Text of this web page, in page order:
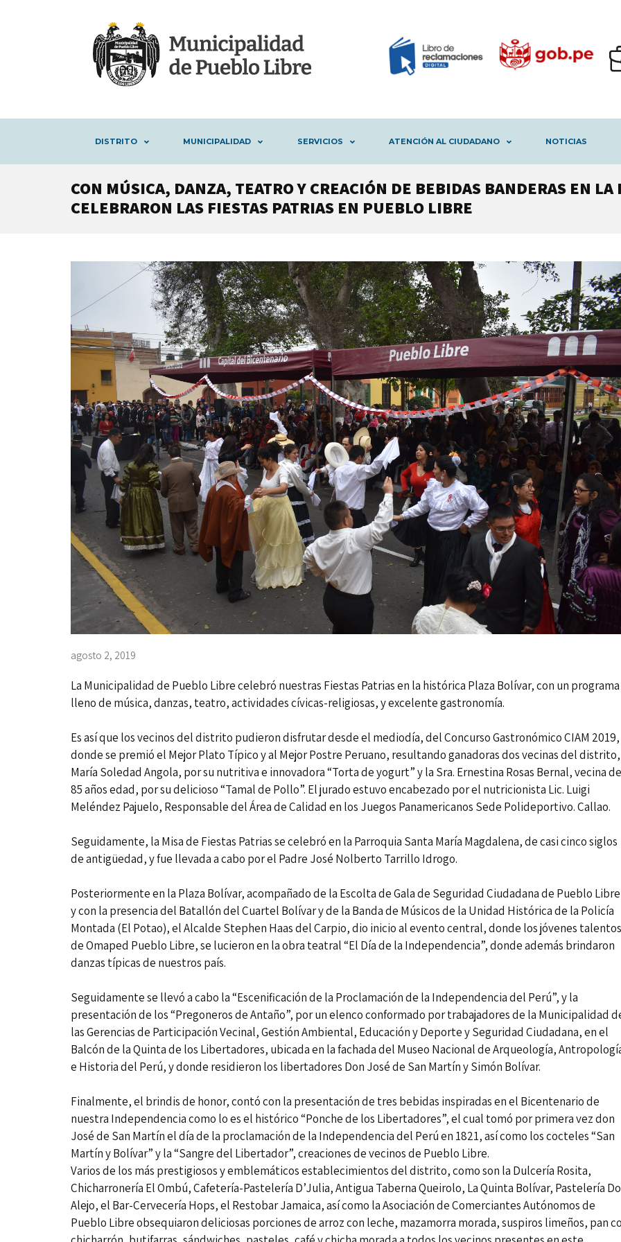
DISTRITO MUNICIPALIDAD SERVICIOS ATENCIÓN AL CIUDADANO NOTICIAS
CON MÚSICA, DANZA, TEATRO Y CREACIÓN DE BEBIDAS BANDERAS EN LA
CELEBRARON LAS FIESTAS PATRIAS EN PUEBLO LIBRE
agosto 2, 2019
La Municipalidad de Pueblo Libre celebró nuestras Fiestas Patrias en la histórica Plaza Bolívar, con un programa
lleno de música, danzas, teatro, actividades cívicas-religiosas, y excelente gastronomía.
Es así que los vecinos del distrito pudieron disfrutar desde el mediodía, del Concurso Gastronómico CIAM 2019,
donde se premió el Mejor Plato Típico y al Mejor Postre Peruano, resultando ganadoras dos vecinas del distrito,
María Soledad Angola, por su nutritiva e innovadora “Torta de yogurt” y la Sra. Ernestina Rosas Bernal, vecina de
85 años edad, por su delicioso “Tamal de Pollo”. El jurado estuvo encabezado por el nutricionista Lic. Luigi
Meléndez Pajuelo, Responsable del Área de Calidad en los Juegos Panamericanos Sede Polideportivo. Callao.
Seguidamente, la Misa de Fiestas Patrias se celebró en la Parroquia Santa María Magdalena, de casi cinco siglos
de antigüedad, y fue llevada a cabo por el Padre José Nolberto Tarrillo Idrogo.
Posteriormente en la Plaza Bolívar, acompañado de la Escolta de Gala de Seguridad Ciudadana de Pueblo
y con la presencia del Batallón del Cuartel Bolívar y de la Banda de Músicos de la Unidad Histórica de la Policía
Montada (El Potao), el Alcalde Stephen Haas del Carpio, dio inicio al evento central, donde los jóvenes talentos
de Omaped Pueblo Libre, se lucieron en la obra teatral “El Día de la Independencia”, donde además brindaron
danzas típicas de nuestros país.
Seguidamente se llevó a cabo la “Escenificación de la Proclamación de la Independencia del Perú”, y la
presentación de los “Pregoneros de Antaño”, por un elenco conformado por trabajadores de la Municipalidad
las Gerencias de Participación Vecinal, Gestión Ambiental, Educación y Deporte y Seguridad Ciudadana, en el
Balcón de la Quinta de los Libertadores, ubicada en la fachada del Museo Nacional de Arqueología,
e Historia del Perú, y donde residieron los libertadores Don José de San Martín y Simón Bolívar.
Finalmente, el brindis de honor, contó con la presentación de tres bebidas inspiradas en el Bicentenario de
nuestra Independencia como lo es el histórico “Ponche de los Libertadores”, el cual tomó por primera vez don
José de San Martín el día de la proclamación de la Independencia del Perú en 1821, así como los cocteles “San
Martín y Bolívar” y la “Sangre del Libertador”, creaciones de vecinos de Pueblo Libre.
Varios de los más prestigiosos y emblemáticos establecimientos del distrito, como son la Dulcería Rosita,
Chicharronería El Ombú, Cafetería-Pastelería D’Julia, Antigua Taberna Queirolo, La Quinta Bolívar, Pastelería
Alejo, el Bar-Cervecería Hops, el Restobar Jamaica, así como la Asociación de Comerciantes Autónomos de
Pueblo Libre obsequiaron deliciosas porciones de arroz con leche, mazamorra morada, suspiros limeños, pan